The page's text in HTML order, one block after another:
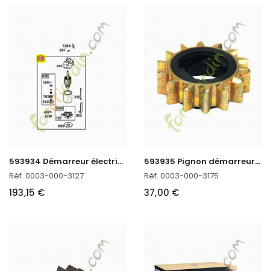
5
93934 Démarreur électrique Briggs & Stratton
Réf. 0003-000-3127
193,15 €
5
93935 Pignon démarreur 14-T Briggs & Stratton
Réf. 0003-000-3175
37,00 €